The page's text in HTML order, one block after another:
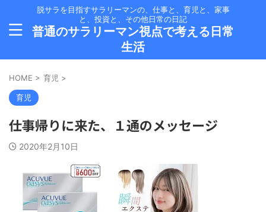
脱サラを目指すサラリーマンの、仕事と、育児と、家事
と、投資と、その他日常の日記
普通のサラリーマン視点で考える日常
生活
HOME > 育児 >
育児
仕事帰りに来た、１通のメッセージ
2020年2月10日